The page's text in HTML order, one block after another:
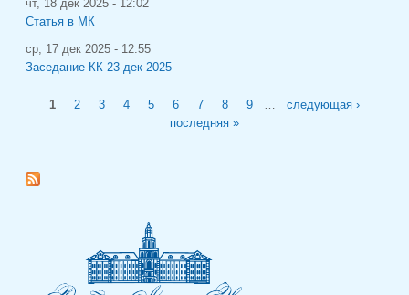
чт, 18 дек 2025 - 12:02
Статья в МК
ср, 17 дек 2025 - 12:55
Заседание КК 23 дек 2025
Страницы
1 2 3 4 5 6 7 8 9 …
следующая ›
последняя »